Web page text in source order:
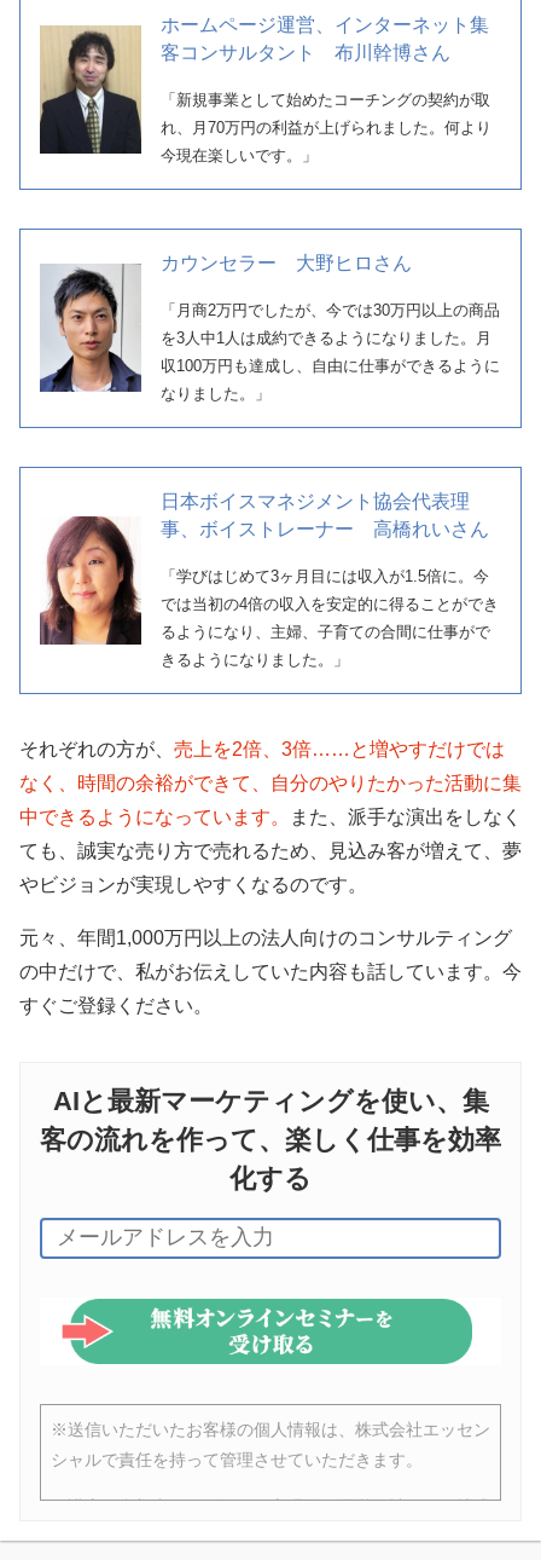
ホームページ運営、インターネット集
客コンサルタント 布川幹博さん
「新規事業として始めたコーチングの契約が取
れ、月70万円の利益が上げられました。何より
今現在楽しいです。」
カウンセラー 大野ヒロさん
「月商2万円でしたが、今では30万円以上の商品
を3人中1人は成約できるようになりました。月
収100万円も達成し、自由に仕事ができるように
なりました。」
日本ボイスマネジメント協会代表理
事、ボイストレーナー 高橋れいさん
「学びはじめて3ヶ月目には収入が1.5倍に。今
では当初の4倍の収入を安定的に得ることができ
るようになり、主婦、子育ての合間に仕事がで
きるようになりました。」
それぞれの方が、 売上を2倍、3倍……と増やすだけでは
なく、時間の余裕ができて、自分のやりたかった活動に集
中できるようになっています。
また、派手な演出をしなく
ても、誠実な売り方で売れるため、見込み客が増えて、夢
やビジョンが実現しやすくなるのです。
元々、年間1,000万円以上の法人向けのコンサルティング
の中だけで、私がお伝えしていた内容も話しています。今
すぐご登録ください。
AIと最新マーケティングを使い、集
客の流れを作って、楽しく仕事を効率
化する
※送信いただいたお客様の個人情報は、株式会社エッセン
シャルで責任を持って管理させていただきます。
※講座の参加者は、ビジネス心理学の運営会社である株式
会社エッセンシャルのメールマガジンに登録されます。